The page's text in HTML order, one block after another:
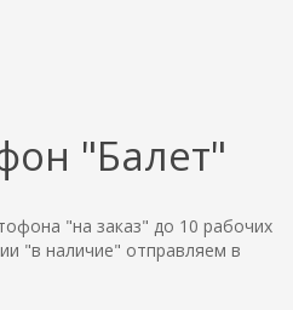
"Балет"
"на заказ" до 10 рабочих
"в наличие" отправляем в